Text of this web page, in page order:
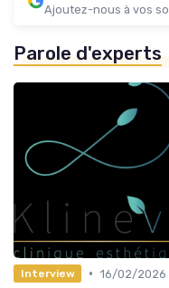
Ajoutez-nous à vos
Parole d'experts
Interview • 16/02/2026